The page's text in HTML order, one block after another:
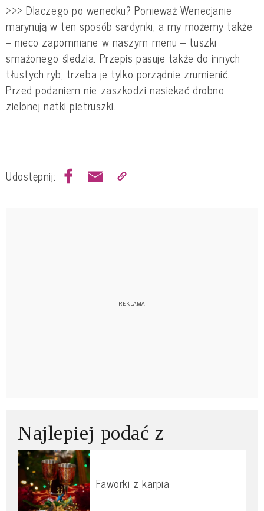
>>> Dlaczego po wenecku? Ponieważ Wenecjanie
marynują w ten sposób sardynki, a my możemy także
– nieco zapomniane w naszym menu – tuszki
smażonego śledzia. Przepis pasuje także do innych
tłustych ryb, trzeba je tylko porządnie zrumienić.
Przed podaniem nie zaszkodzi nasiekać drobno
zielonej natki pietruszki.
Udostępnij:
Najlepiej podać z
Faworki z karpia